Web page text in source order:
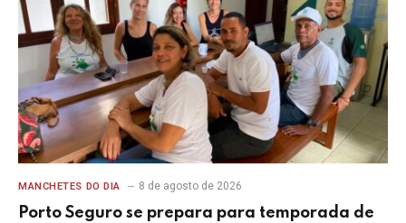
MANCHETES DO DIA 8 de agosto de 2026
Porto Seguro se prepara para temporada de